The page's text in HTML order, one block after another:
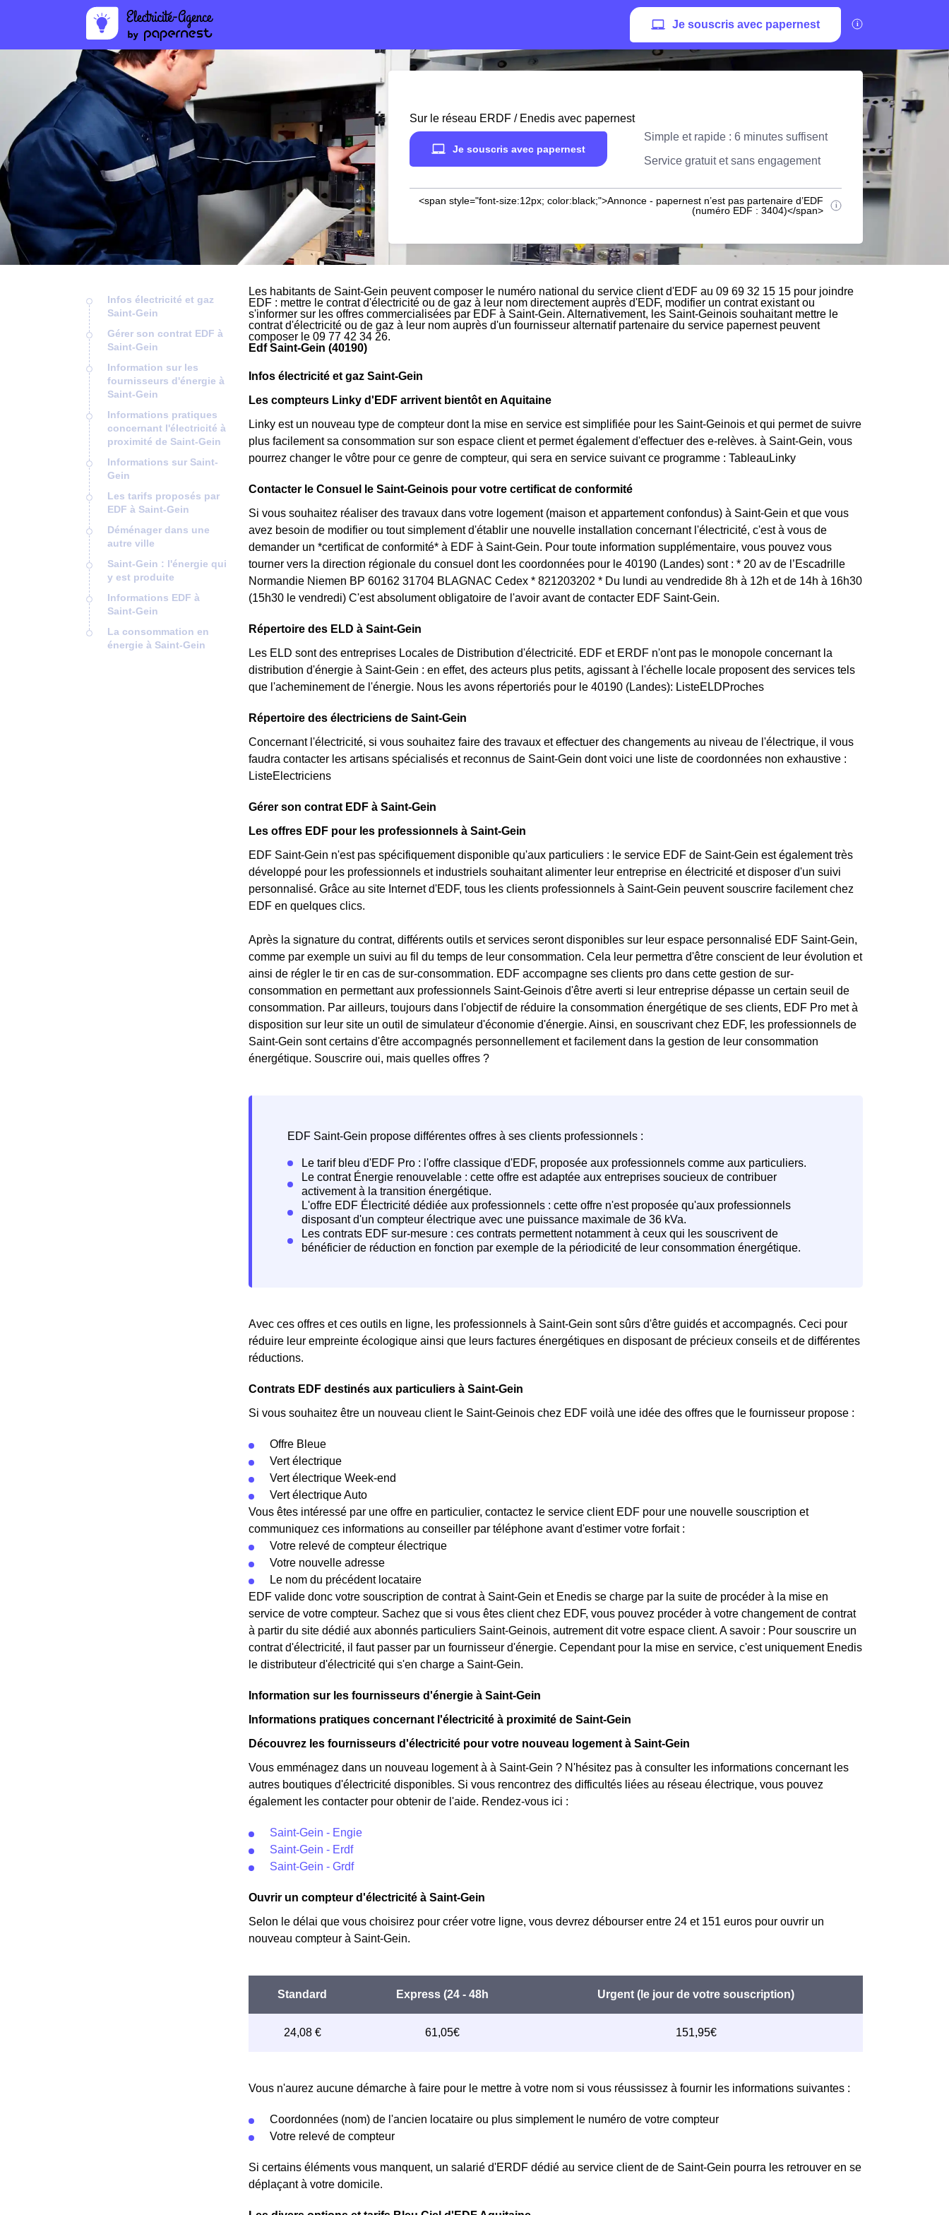
Je souscris avec papernest
Sur le réseau ERDF / Enedis avec papernest
Je souscris avec papernest
Simple et rapide : 6 minutes suffisent
Service gratuit et sans engagement
<span style="font-size:12px; color:black;">Annonce - papernest n’est pas partenaire d’EDF
(numéro EDF : 3404)</span>
Infos électricité et gaz
Saint-Gein
Gérer son contrat EDF à
Saint-Gein
Information sur les
fournisseurs d'énergie à
Saint-Gein
Informations pratiques
concernant l'électricité à
proximité de Saint-Gein
Informations sur Saint-
Gein
Les tarifs proposés par
EDF à Saint-Gein
Déménager dans une
autre ville
Saint-Gein : l'énergie qui
y est produite
Informations EDF à
Saint-Gein
La consommation en
énergie à Saint-Gein
Les habitants de Saint-Gein peuvent composer le numéro national du service client d'EDF au 09 69 32 15 15 pour joindre
EDF : mettre le contrat d'électricité ou de gaz à leur nom directement auprès d'EDF, modifier un contrat existant ou
s'informer sur les offres commercialisées par EDF à Saint-Gein. Alternativement, les Saint-Geinois souhaitant mettre le
contrat d'électricité ou de gaz à leur nom auprès d'un fournisseur alternatif partenaire du service papernest peuvent
composer le 09 77 42 34 26.
Edf Saint-Gein (40190)
Infos électricité et gaz Saint-Gein
Les compteurs Linky d'EDF arrivent bientôt en Aquitaine
Linky est un nouveau type de compteur dont la mise en service est simplifiée pour les Saint-Geinois et qui permet de suivre
plus facilement sa consommation sur son espace client et permet également d'effectuer des e-relèves. à Saint-Gein, vous
pourrez changer le vôtre pour ce genre de compteur, qui sera en service suivant ce programme : TableauLinky
Contacter le Consuel le Saint-Geinois pour votre certificat de conformité
Si vous souhaitez réaliser des travaux dans votre logement (maison et appartement confondus) à Saint-Gein et que vous
avez besoin de modifier ou tout simplement d'établir une nouvelle installation concernant l'électricité, c'est à vous de
demander un *certificat de conformité* à EDF à Saint-Gein. Pour toute information supplémentaire, vous pouvez vous
tourner vers la direction régionale du consuel dont les coordonnées pour le 40190 (Landes) sont : * 20 av de l’Escadrille
Normandie Niemen BP 60162 31704 BLAGNAC Cedex * 821203202 * Du lundi au vendredide 8h à 12h et de 14h à 16h30
(15h30 le vendredi) C'est absolument obligatoire de l'avoir avant de contacter EDF Saint-Gein.
Répertoire des ELD à Saint-Gein
Les ELD sont des entreprises Locales de Distribution d'électricité. EDF et ERDF n'ont pas le monopole concernant la
distribution d'énergie à Saint-Gein : en effet, des acteurs plus petits, agissant à l'échelle locale proposent des services tels
que l'acheminement de l'énergie. Nous les avons répertoriés pour le 40190 (Landes): ListeELDProches
Répertoire des électriciens de Saint-Gein
Concernant l'électricité, si vous souhaitez faire des travaux et effectuer des changements au niveau de l'électrique, il vous
faudra contacter les artisans spécialisés et reconnus de Saint-Gein dont voici une liste de coordonnées non exhaustive :
ListeElectriciens
Gérer son contrat EDF à Saint-Gein
Les offres EDF pour les professionnels à Saint-Gein
EDF Saint-Gein n'est pas spécifiquement disponible qu'aux particuliers : le service EDF de Saint-Gein est également très
développé pour les professionnels et industriels souhaitant alimenter leur entreprise en électricité et disposer d'un suivi
personnalisé. Grâce au site Internet d'EDF, tous les clients professionnels à Saint-Gein peuvent souscrire facilement chez
EDF en quelques clics.
Après la signature du contrat, différents outils et services seront disponibles sur leur espace personnalisé EDF Saint-Gein,
comme par exemple un suivi au fil du temps de leur consommation. Cela leur permettra d'être conscient de leur évolution et
ainsi de régler le tir en cas de sur-consommation. EDF accompagne ses clients pro dans cette gestion de sur-
consommation en permettant aux professionnels Saint-Geinois d'être averti si leur entreprise dépasse un certain seuil de
consommation. Par ailleurs, toujours dans l'objectif de réduire la consommation énergétique de ses clients, EDF Pro met à
disposition sur leur site un outil de simulateur d'économie d'énergie. Ainsi, en souscrivant chez EDF, les professionnels de
Saint-Gein sont certains d'être accompagnés personnellement et facilement dans la gestion de leur consommation
énergétique. Souscrire oui, mais quelles offres ?
EDF Saint-Gein propose différentes offres à ses clients professionnels :
Avec ces offres et ces outils en ligne, les professionnels à Saint-Gein sont sûrs d'être guidés et accompagnés. Ceci pour
réduire leur empreinte écologique ainsi que leurs factures énergétiques en disposant de précieux conseils et de différentes
réductions.
Contrats EDF destinés aux particuliers à Saint-Gein
Si vous souhaitez être un nouveau client le Saint-Geinois chez EDF voilà une idée des offres que le fournisseur propose :
Offre Bleue
Vert électrique
Vert électrique Week-end
Vert électrique Auto
Vous êtes intéressé par une offre en particulier, contactez le service client EDF pour une nouvelle souscription et
communiquez ces informations au conseiller par téléphone avant d'estimer votre forfait :
Votre relevé de compteur électrique
Votre nouvelle adresse
Le nom du précédent locataire
EDF valide donc votre souscription de contrat à Saint-Gein et Enedis se charge par la suite de procéder à la mise en
service de votre compteur. Sachez que si vous êtes client chez EDF, vous pouvez procéder à votre changement de contrat
à partir du site dédié aux abonnés particuliers Saint-Geinois, autrement dit votre espace client. A savoir : Pour souscrire un
contrat d'électricité, il faut passer par un fournisseur d'énergie. Cependant pour la mise en service, c'est uniquement Enedis
le distributeur d'électricité qui s'en charge a Saint-Gein.
Information sur les fournisseurs d'énergie à Saint-Gein
Informations pratiques concernant l'électricité à proximité de Saint-Gein
Découvrez les fournisseurs d'électricité pour votre nouveau logement à Saint-Gein
Vous emménagez dans un nouveau logement à à Saint-Gein ? N'hésitez pas à consulter les informations concernant les
autres boutiques d'électricité disponibles. Si vous rencontrez des difficultés liées au réseau électrique, vous pouvez
également les contacter pour obtenir de l'aide. Rendez-vous ici :
Saint-Gein - Engie
Saint-Gein - Erdf
Saint-Gein - Grdf
Ouvrir un compteur d'électricité à Saint-Gein
Selon le délai que vous choisirez pour créer votre ligne, vous devrez débourser entre 24 et 151 euros pour ouvrir un
nouveau compteur à Saint-Gein.
Vous n'aurez aucune démarche à faire pour le mettre à votre nom si vous réussissez à fournir les informations suivantes :
Coordonnées (nom) de l'ancien locataire ou plus simplement le numéro de votre compteur
Votre relevé de compteur
Si certains éléments vous manquent, un salarié d'ERDF dédié au service client de de Saint-Gein pourra les retrouver en se
déplaçant à votre domicile.